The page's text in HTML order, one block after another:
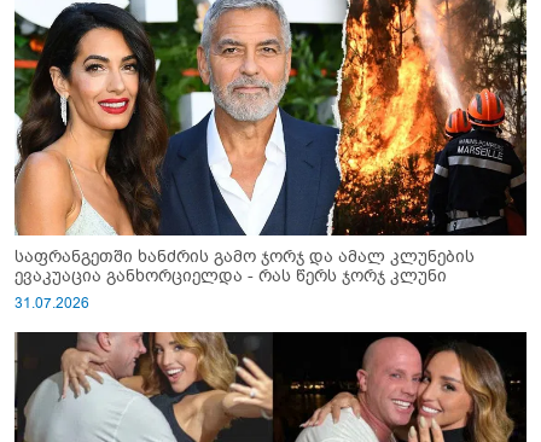
საფრანგეთში ხანძრის გამო ჯორჯ და ამალ კლუნების
ევაკუაცია განხორციელდა - რას წერს ჯორჯ კლუნი
31.07.2026